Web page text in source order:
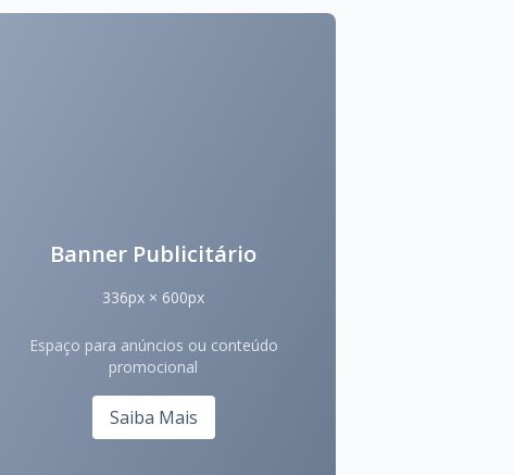
Banner Publicitário
336px × 600px
Espaço para anúncios ou conteúdo
promocional
Saiba Mais